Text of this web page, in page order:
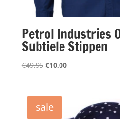
Petrol Industries
Subtiele Stippen
€49,95 Oorspronkelijke
€49,95.
€10,00Huidige
sale